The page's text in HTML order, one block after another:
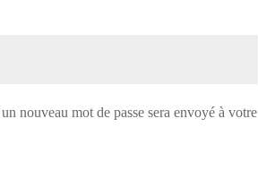
nouveau mot de passe sera envoyé à votre